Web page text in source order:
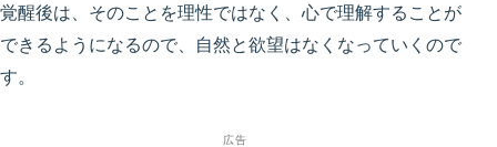
覚醒後は、そのことを理性ではなく、心で理解することが
できるようになるので、自然と欲望はなくなっていくので
す。
広告